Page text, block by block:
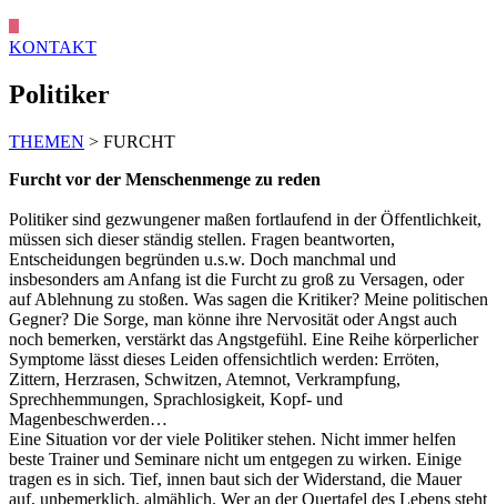
KONTAKT
Politiker
THEMEN > FURCHT
Furcht vor der Menschenmenge zu reden
Politiker sind gezwungener maßen fortlaufend in der Öffentlichkeit,
müssen sich dieser ständig stellen. Fragen beantworten,
Entscheidungen begründen u.s.w. Doch manchmal und
insbesonders am Anfang ist die Furcht zu groß zu Versagen, oder
auf Ablehnung zu stoßen. Was sagen die Kritiker? Meine politischen
Gegner? Die Sorge, man könne ihre Nervosität oder Angst auch
noch bemerken, verstärkt das Angstgefühl. Eine Reihe körperlicher
Symptome lässt dieses Leiden offensichtlich werden: Erröten,
Zittern, Herzrasen, Schwitzen, Atemnot, Verkrampfung,
Sprechhemmungen, Sprachlosigkeit, Kopf- und
Magenbeschwerden…
Eine Situation vor der viele Politiker stehen. Nicht immer helfen
beste Trainer und Seminare nicht um entgegen zu wirken. Einige
tragen es in sich. Tief, innen baut sich der Widerstand, die Mauer
auf, unbemerklich, almählich. Wer an der Quertafel des Lebens steht